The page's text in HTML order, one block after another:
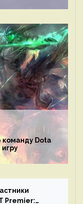
Dota
игру
Premier: